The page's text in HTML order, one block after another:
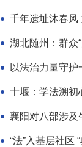
千年遗址沐春
湖北随州：群众
以法治力量守
十堰：学法溯初
襄阳对八部涉及
“法”入基层社区